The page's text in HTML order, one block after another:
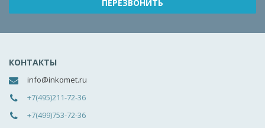
КОНТАКТЫ
info@inkomet.ru
+7(495)211-72-36
+7(499)753-72-36